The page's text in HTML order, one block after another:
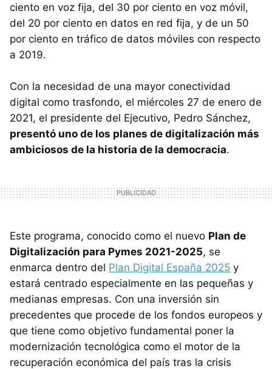
ciento en voz fija, del 30 por ciento en voz móvil,
del 20 por ciento en datos en red fija, y de un 50
por ciento en tráfico de datos móviles con respecto
a 2019.
Con la necesidad de una mayor conectividad
digital como trasfondo, el miércoles 27 de enero de
2021, el presidente del Ejecutivo, Pedro Sánchez,
presentó uno de los planes de digitalización más
ambiciosos de la historia de la democracia.
Este programa, conocido como el nuevo Plan de
Digitalización para Pymes 2021-2025, se
enmarca dentro del Plan Digital España 2025 y
estará centrado especialmente en las pequeñas y
medianas empresas. Con una inversión sin
precedentes que procede de los fondos europeos y
que tiene como objetivo fundamental poner la
modernización tecnológica como el motor de la
recuperación económica del país tras la crisis